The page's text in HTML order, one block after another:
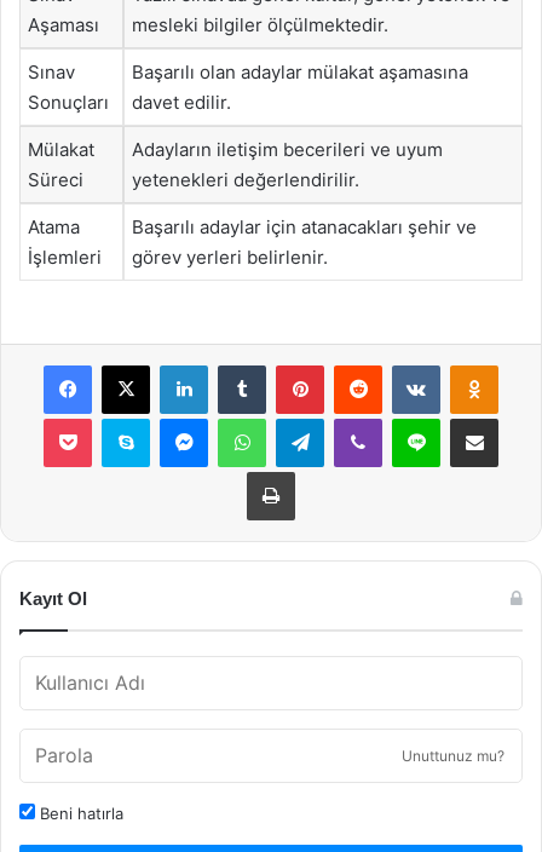
Aşaması
mesleki bilgiler ölçülmektedir.
Sınav
Sonuçları
Başarılı olan adaylar mülakat aşamasına
davet edilir.
Mülakat
Süreci
Adayların iletişim becerileri ve uyum
yetenekleri değerlendirilir.
Atama
İşlemleri
Başarılı adaylar için atanacakları şehir ve
görev yerleri belirlenir.
Facebook
X LinkedInTumblr PinterestReddit VKontakte
Pocket Skype MessengerWhatsAppTelegramViber Line E-Posta ile
Yazdır
Kayıt Ol
Unuttunuz mu?
Beni hatırla